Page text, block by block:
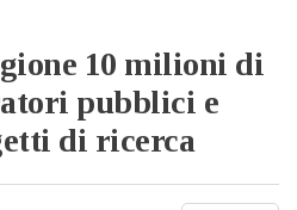
10 milioni di
pubblici e
di ricerca